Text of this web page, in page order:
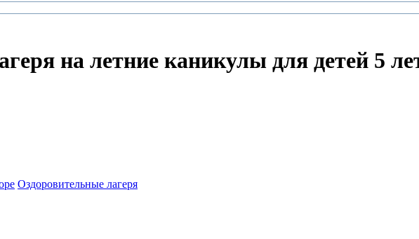
на летние каникулы для детей 5
Оздоровительные лагеря